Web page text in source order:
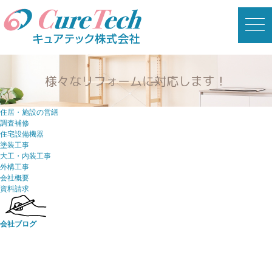
様々なリフォームに対応します！
住居・施設の営繕
調査補修
住宅設備機器
塗装工事
大工・内装工事
外構工事
会社概要
資料請求
会社ブログ